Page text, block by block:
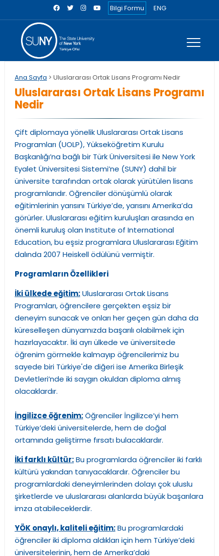
Bilgi Formu ENG
Ana Sayfa > Uluslararası Ortak Lisans Programı Nedir
Uluslararası Ortak Lisans Programı
Nedir
Çift diplomaya yönelik Uluslararası Ortak Lisans
Programları (UOLP), Yükseköğretim Kurulu
Başkanlığı’na bağlı bir Türk Üniversitesi ile New York
Eyalet Üniversitesi Sistemi’ne (SUNY) dahil bir
üniversite tarafından ortak olarak yürütülen lisans
programlarıdır. Öğrenciler dönüşümlü olarak
eğitimlerinin yarısını Türkiye’de, yarısını Amerika’da
görürler. Uluslararası eğitim kuruluşları arasında en
önemli kuruluş olan Institute of International
Education, bu eşsiz programlara Uluslararası Eğitim
dalında 2007 Heiskell ödülünü vermiştir.
Programların Özellikleri
İki ülkede eğitim:Uluslararası Ortak Lisans
Programları, öğrencilere gerçekten eşsiz bir
deneyim sunacak ve onları her geçen gün daha da
küreselleşen dünyamızda başarılı olabilmek için
hazırlayacaktır. İki ayrı ülkede ve üniversitede
öğrenim görmekle kalmayıp öğrencilerimiz bu
sayede biri Türkiye'de diğeri ise Amerika Birleşik
Devletleri’nde iki saygın okuldan diploma almış
olacaklardır.
İngilizce öğrenim:Öğrenciler İngilizce’yi hem
Türkiye’deki üniversitelerde, hem de doğal
ortamında geliştirme fırsatı bulacaklardır.
İki farklı kültür:Bu programlarda öğrenciler iki farklı
kültürü yakından tanıyacaklardır. Öğrenciler bu
programlardaki deneyimlerinden dolayı çok uluslu
şirketlerde ve uluslararası alanlarda büyük başarılara
imza atabileceklerdir.
YÖK onaylı, kaliteli eğitim:Bu programlardaki
öğrenciler iki diploma aldıkları için hem Türkiye’deki
üniversitelerinin, hem de Amerika’daki